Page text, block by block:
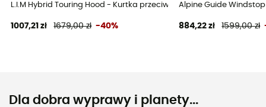
L.I.M Hybrid Touring Hood - Kurtka przeciwdeszczowa damska
1007,21 zł 1679,00 zł -40%
Alpine Guide
884,22 zł 1599,00 zł
Dla dobra wyprawy i planety...